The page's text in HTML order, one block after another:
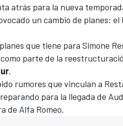
atrás para la nueva
un cambio de planes:
que tiene para Simone
parte de la
.
rumores que vinculan a
para la llegada de
de Alfa Romeo.